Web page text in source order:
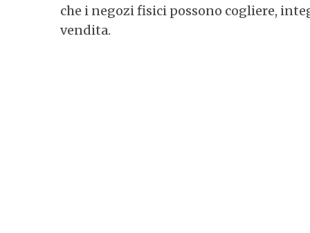
che i negozi fisici possono cogliere,
vendita.